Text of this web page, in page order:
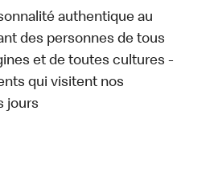
authentique au
des personnes de tous
et de toutes cultures -
qui visitent nos
jours